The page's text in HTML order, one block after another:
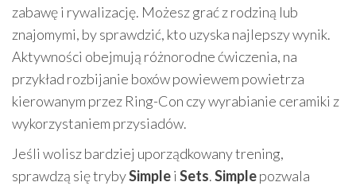
zabawę i rywalizację. Możesz grać z rodziną lub
znajomymi, by sprawdzić, kto uzyska najlepszy wynik.
Aktywności obejmują różnorodne ćwiczenia, na
przykład rozbijanie boxów powiewem powietrza
kierowanym przez Ring-Con czy wyrabianie ceramiki z
wykorzystaniem przysiadów.
Jeśli wolisz bardziej uporządkowany trening,
sprawdzą się trybySimplei Sets.Simplepozwala